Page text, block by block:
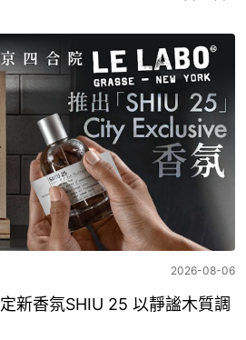
2026-08-06
新香氛SHIU 25 以靜謐木質調